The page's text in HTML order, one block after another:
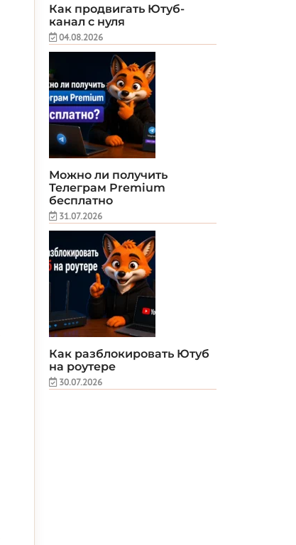
Как продвигать Ютуб-
канал с нуля
04.08.2026
Можно ли получить
Телеграм Premium
бесплатно
31.07.2026
Как разблокировать Ютуб
на роутере
30.07.2026